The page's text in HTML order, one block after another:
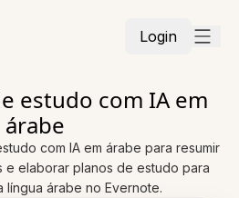
Login
estudo com IA em
árabe
com IA em árabe para resumir
e elaborar planos de estudo para
língua árabe no Evernote.